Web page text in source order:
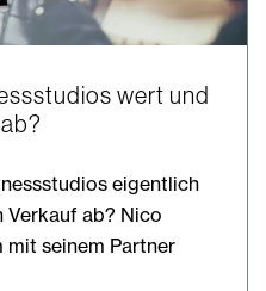
wert und
eigentlich
ab? Nico
mit seinem Partner